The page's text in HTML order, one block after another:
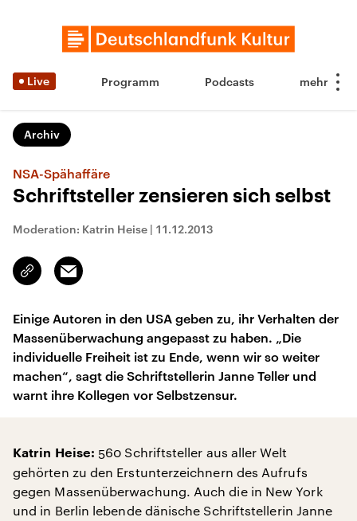
Live Programm Podcasts
Archiv
NSA-Spähaffäre
Schriftsteller zensieren sich selbst
Moderation: Katrin Heise | 11.12.2013
Link
kopieren/teilen
Email
Einige Autoren in den USA geben zu, ihr Verhalten der
Massenüberwachung angepasst zu haben. „Die
individuelle Freiheit ist zu Ende, wenn wir so weiter
machen“, sagt die Schriftstellerin Janne Teller und
warnt ihre Kollegen vor Selbstzensur.
Katrin Heise: 560 Schriftsteller aus aller Welt
gehörten zu den Erstunterzeichnern des Aufrufs
gegen Massenüberwachung. Auch die in New York
und in Berlin lebende dänische Schriftstellerin Janne